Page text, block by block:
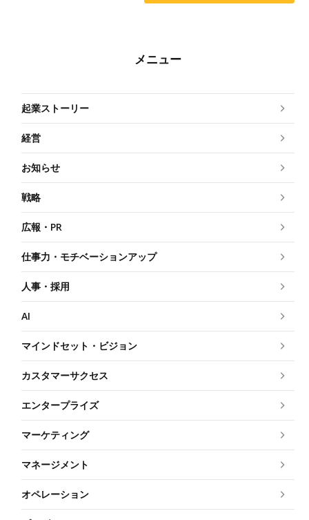
メニュー
起業ストーリー
経営
お知らせ
戦略
広報・PR
仕事力・モチベーションアップ
人事・採用
AI
マインドセット・ビジョン
カスタマーサクセス
エンタープライズ
マーケティング
マネージメント
オペレーション